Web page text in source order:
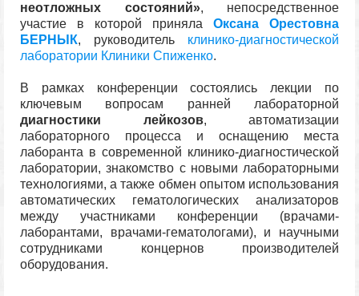
неотложных состояний», непосредственное
участие в которой приняла Оксана Орестовна
БЕРНЫК, руководитель клинико-диагностической
лаборатории Клиники Спиженко.
В рамках конференции состоялись лекции по
ключевым вопросам ранней лабораторной
диагностики лейкозов, автоматизации
лабораторного процесса и оснащению места
лаборанта в современной клинико-диагностической
лаборатории, знакомство с новыми лабораторными
технологиями, а также обмен опытом использования
автоматических гематологических анализаторов
между участниками конференции (врачами-
лаборантами, врачами-гематологами), и научными
сотрудниками концернов производителей
оборудования.